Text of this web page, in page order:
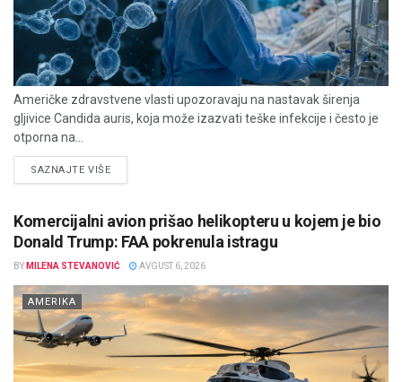
Američke zdravstvene vlasti upozoravaju na nastavak širenja
gljivice Candida auris, koja može izazvati teške infekcije i često je
otporna na...
SAZNAJTE VIŠEDETAILS
Komercijalni avion prišao helikopteru u kojem je bio
Donald Trump: FAA pokrenula istragu
BY MILENA STEVANOVIĆ AVGUST 6, 2026
AMERIKA